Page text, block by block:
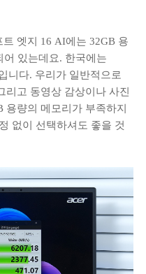
엣지 16 AI에는 32GB 용
어 있는데요. 한국에는
니다. 우리가 일반적으로
리고 동영상 감상이나 사진
용량의 메모리가 부족하지
없이 선택하셔도 좋을 것